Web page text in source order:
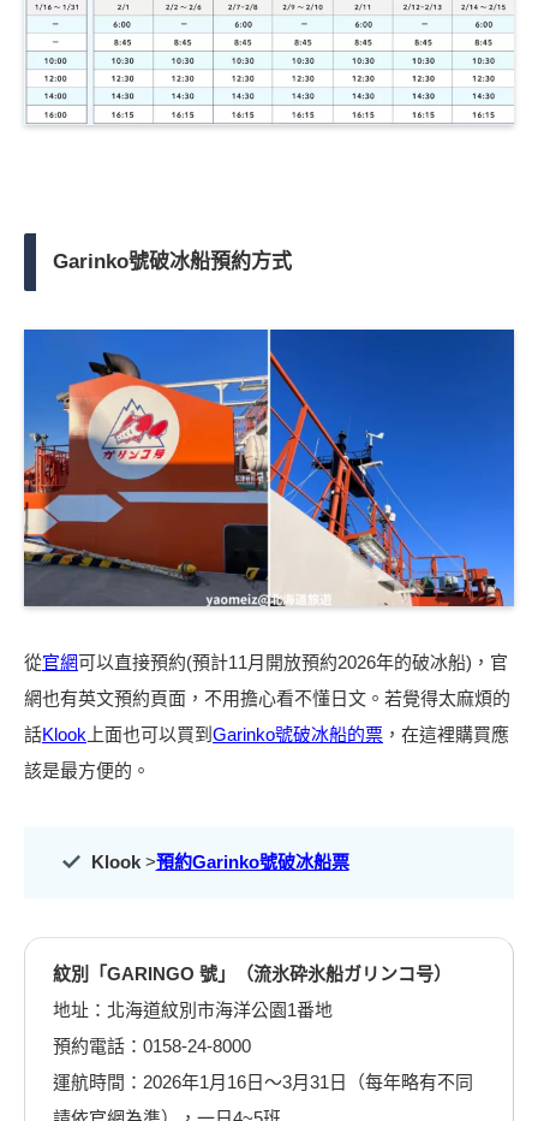
Garinko號破冰船預約方式
從官網可以直接預約(預計11月開放預約2026年的破冰船)，官
網也有英文預約頁面，不用擔心看不懂日文。若覺得太麻煩的
話Klook 上面也可以買到 Garinko號破冰船的票 ，在這裡購買應
該是最方便的。
Klook >預約Garinko號破冰船票
紋別「GARINGO 號」（流氷砕氷船ガリンコ号）
地址：北海道紋別市海洋公園1番地
預約電話：0158-24-8000
運航時間：2026年1月16日～3月31日（每年略有不同